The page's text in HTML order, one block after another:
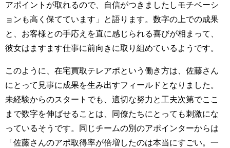
アポイントが取れるので、自信がつきましたしモチベーシ
ョンも高く保てています」と語ります。数字の上での成果
と、お客様との手応えを直に感じられる喜びが相まって、
彼女はますます仕事に前向きに取り組めているようです。
このように、在宅買取テレアポという働き方は、佐藤さん
にとって見事に成果を生み出すフィールドとなりました。
未経験からのスタートでも、適切な努力と工夫次第でここ
まで数字を伸ばせることは、同僚たちにとっても刺激にな
っているそうです。同じチームの別のアポインターからは
「佐藤さんのアポ取得率が倍増したのは本当にすごい。一